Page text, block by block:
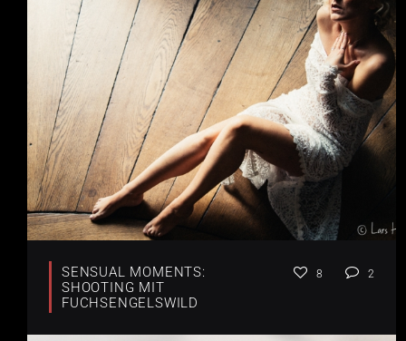
SENSUAL MOMENTS:
SHOOTING MIT
FUCHSENGELSWILD
8 2